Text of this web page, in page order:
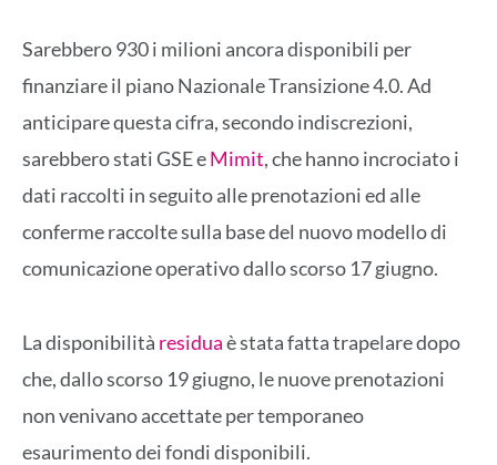
Sarebbero 930 i milioni ancora disponibili per
finanziare il piano Nazionale Transizione 4.0. Ad
anticipare questa cifra, secondo indiscrezioni,
sarebbero stati GSE eMimit, che hanno incrociato i
dati raccolti in seguito alle prenotazioni ed alle
conferme raccolte sulla base del nuovo modello di
comunicazione operativo dallo scorso 17 giugno.
La disponibilità residuaè stata fatta trapelare dopo
che, dallo scorso 19 giugno, le nuove prenotazioni
non venivano accettate per temporaneo
esaurimento dei fondi disponibili.